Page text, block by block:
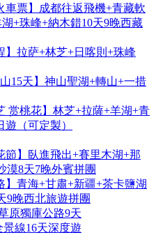
車票】成都往返飛機+青藏軟
+珠峰+納木錯10天9晚西藏
】拉萨+林芝+日喀則+珠峰
15天】神山聖湖+轉山+一措
赏桃花】林芝+拉薩+羊湖+青
（可定製）
節】臥進飛出+賽里木湖+那
漠8天7晚外賓拼團
】青海+甘肅+新疆+茶卡鹽湖
9晚西北旅遊拼團
原獨庫公路9天
景線16天深度遊